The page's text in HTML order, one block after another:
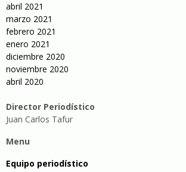
abril 2021
marzo 2021
febrero 2021
enero 2021
diciembre 2020
noviembre 2020
abril 2020
Director Periodístico
Juan Carlos Tafur
Menu
Equipo periodístico